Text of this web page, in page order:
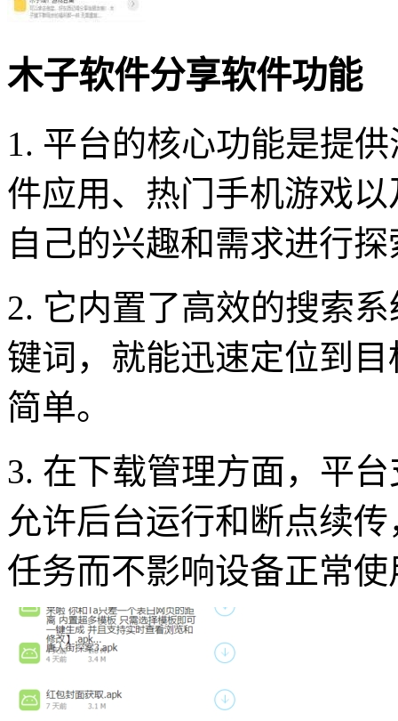
木子软件分享软件功能
1. 平台的核心功能是提
件应用、热门手机游戏
自己的兴趣和需求进行
2. 它内置了高效的搜索
键词，就能迅速定位到
简单。
3. 在下载管理方面，平
允许后台运行和断点续
任务而不影响设备正常使